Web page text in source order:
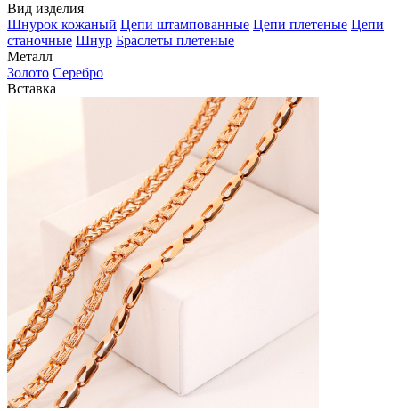
Вид изделия
Шнурок кожаный Цепи штампованные Цепи плетеные Цепи
станочные Шнур Браслеты плетеные
Металл
Золото Серебро
Вставка